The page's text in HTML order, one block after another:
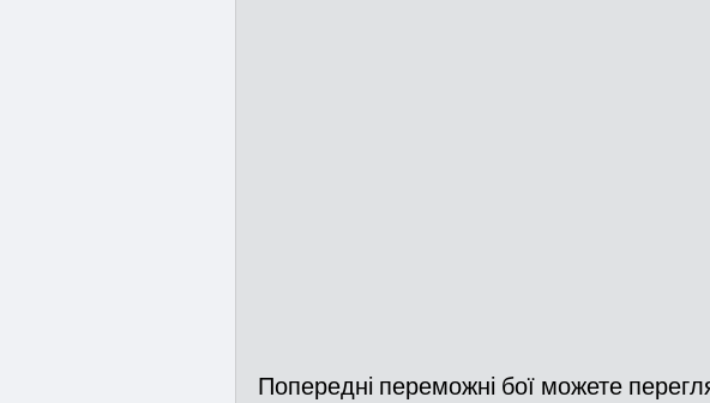
Попередні переможні бої можете